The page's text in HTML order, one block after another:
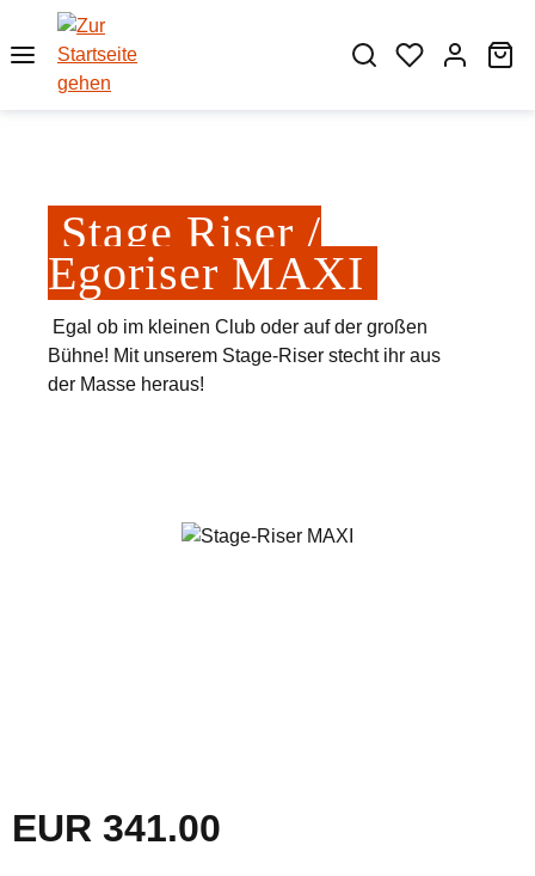
Zum Hauptinhalt springen
Stage Riser /
Egoriser MAXI
Egal ob im kleinen Club oder auf der großen
Bühne! Mit unserem Stage-Riser stecht ihr aus
der Masse heraus!
Bildergalerie überspringen
Regulärer Preis:
EUR 341.00